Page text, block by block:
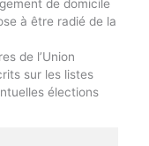
de domicile
à être radié de la
de l’Union
sur les listes
élections